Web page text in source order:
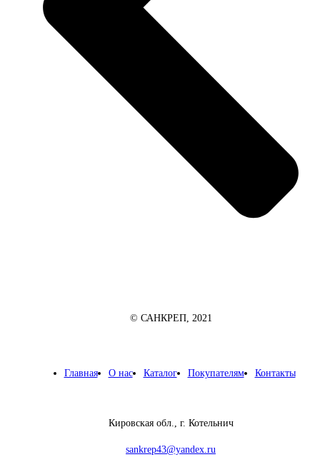
© САНКРЕП, 2021
Главная О нас Каталог Покупателям Контакты
Кировская обл., г. Котельнич
sankrep43@yandex.ru